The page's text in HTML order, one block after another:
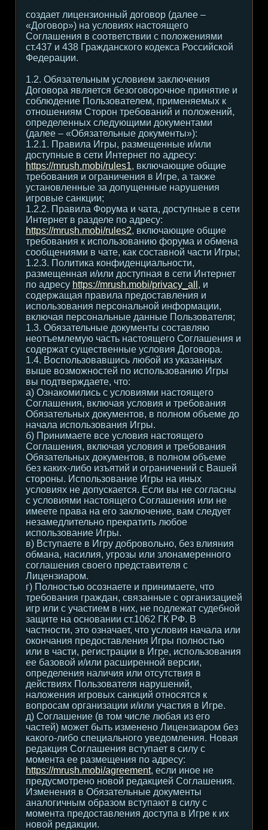
создает лицензионный договор (далее –
«Договор») на условиях настоящего
Соглашения в соответствии с положениями
ст.437 и 438 Гражданского кодекса Российской
Федерации.
1.2. Обязательным условием заключения
Договора является безоговорочное принятие и
соблюдение Пользователем, применяемых к
отношениям Сторон требований и положений,
определенных следующими документами
(далее – «Обязательные документы»):
1.2.1. Правила Игры, размещенные и/или
доступные в сети Интернет по адресу:
https://mrush.mobi/rules1, включающие общие
требования и ограничения в Игре, а также
установленные за допущенные нарушения
игровые санкции;
1.2.2. Правила Форума и чата, доступные в сети
Интернет в разделе по адресу:
https://mrush.mobi/rules2, включающие общие
требования к использованию форума и обмена
сообщениями в чате, как составной части Игры;
1.2.3. Политика конфиденциальности,
размещенная и/или доступная в сети Интернет
по адресу https://mrush.mobi/privacy_all , и
содержащая правила предоставления и
использования персональной информации,
включая персональные данные Пользователя;
1.3. Обязательные документы составляю
неотъемлемую часть настоящего Соглашения и
содержат существенные условия Договора.
1.4. Воспользовавшись любой из указанных
выше возможностей по использованию Игры
вы подтверждаете, что:
а) Ознакомились с условиями настоящего
Соглашения, включая условия и требования
Обязательных документов, в полном объеме до
начала использования Игры.
б) Принимаете все условия настоящего
Соглашения, включая условия и требования
Обязательных документов, в полном объеме
без каких-либо изъятий и ограничений с Вашей
стороны. Использование Игры на иных
условиях не допускается. Если вы не согласны
с условиями настоящего Соглашения или не
имеете права на его заключение, вам следует
незамедлительно прекратить любое
использование Игры.
в) Вступаете в Игру добровольно, без влияния
обмана, насилия, угрозы или злонамеренного
соглашения своего представителя с
Лицензиаром.
г) Полностью осознаете и принимаете, что
требования граждан, связанные с организацией
игр или с участием в них, не подлежат судебной
защите на основании ст.1062 ГК РФ. В
частности, это означает, что условия начала или
окончания предоставления Игры полностью
или в части, регистрации в Игре, использования
ее базовой и/или расширенной версии,
определения наличия или отсутствия в
действиях Пользователя нарушений,
наложения игровых санкций относятся к
вопросам организации и/или участия в Игре.
д) Соглашение (в том числе любая из его
частей) может быть изменено Лицензиаром без
какого-либо специального уведомления. Новая
редакция Соглашения вступает в силу с
момента ее размещения по адресу:
https://mrush.mobi/agreement, если иное не
предусмотрено новой редакцией Соглашения.
Изменения в Обязательные документы
аналогичным образом вступают в силу с
момента предоставления доступа в Игре к их
новой редакции.